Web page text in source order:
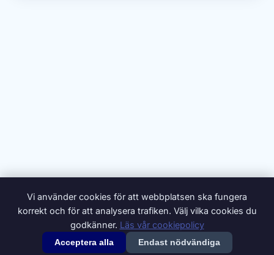
Vi använder cookies för att webbplatsen ska fungera
korrekt och för att analysera trafiken. Välj vilka cookies du
godkänner. Läs vår cookiepolicy
Acceptera alla Endast nödvändiga